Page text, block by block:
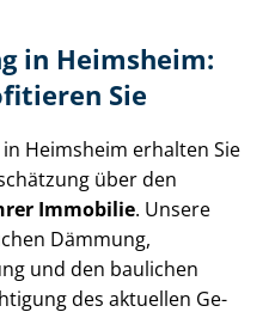
in Heimsheim:
Sie
Heimsheim erhalten Sie
über den
Immobilie. Unsere
Dämmung,
und den baulichen
des aktuellen Ge­